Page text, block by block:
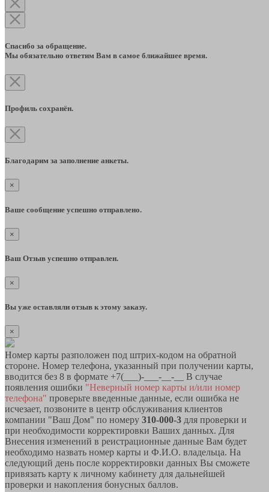
Спасибо за обращение.
Мы обязательно ответим Вам в самое ближайшее время.
Профиль сохранён.
Благодарим за заполнение анкеты.
×
Ваше сообщение успешно отправлено.
×
Ваш Отзыв успешно отправлен.
×
Вы уже оставляли отзыв к этому заказу.
×
Номер карты разположен под штрих-кодом на обратной
стороне. Номер телефона, указанный при получении карты,
вводится без 8 в формате +7(___)-___-__-__ В случае
появления ошибки "Неверный номер карты и/или номер
телефона" проверьте введенные данные, если ошибка не
исчезает, позвоните в центр обслуживания клиентов
компании "Ваш Дом" по номеру 310-000-3 для проверки и
при необходимости корректировки Ваших данных. Для
Внесения изменений в реистрационные данные Вам будет
необходимо назвать номер карты и Ф.И.О. владельца. На
следующий день после корректировки данных Вы сможете
привязать карту к личному кабинету для дальнейшей
проверки и накопления бонусных баллов.